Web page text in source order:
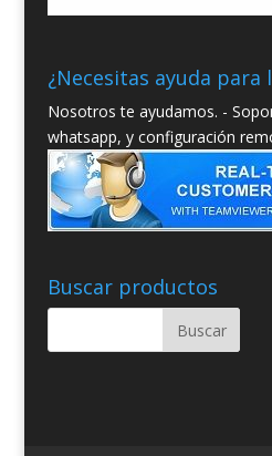
¿Necesitas ayuda para
Nosotros te ayudamos. -
whatsapp, y configuración
Buscar productos